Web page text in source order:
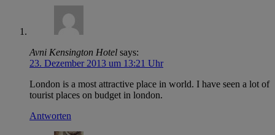
Avni Kensington Hotel says:
23. Dezember 2013 um 13:21 Uhr
London is a most attractive place in world. I have seen a lot of
tourist places on budget in london.
Antworten